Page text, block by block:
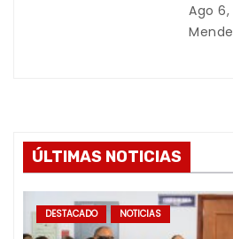
Ago 6,
ÚLTIMAS NOTICIAS
DESTACADO NOTICIAS